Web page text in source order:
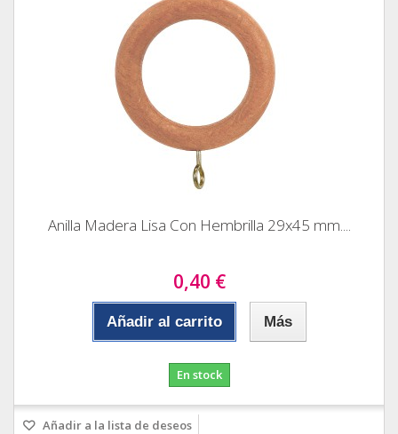
Anilla Madera Lisa Con Hembrilla 29x45 mm....
0,40 €
Añadir al carrito Más
En stock
Añadir a la lista de deseos